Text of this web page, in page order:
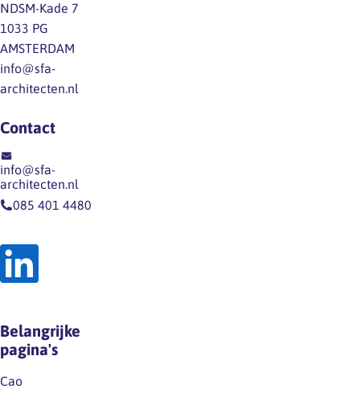
NDSM-Kade 7
1033 PG
AMSTERDAM
info@sfa-
architecten.nl
Contact
info@sfa-
architecten.nl
085 401 4480
Belangrijke
pagina's
Cao